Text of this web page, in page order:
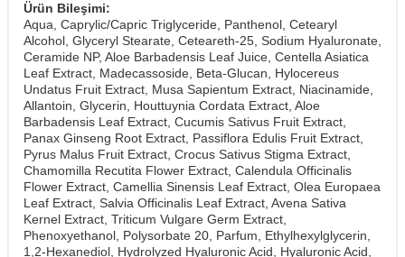
Ürün Bileşimi:
Aqua, Caprylic/Capric Triglyceride, Panthenol, Cetearyl
Alcohol, Glyceryl Stearate, Ceteareth-25, Sodium Hyaluronate,
Ceramide NP, Aloe Barbadensis Leaf Juice, Centella Asiatica
Leaf Extract, Madecassoside, Beta-Glucan, Hylocereus
Undatus Fruit Extract, Musa Sapientum Extract, Niacinamide,
Allantoin, Glycerin, Houttuynia Cordata Extract, Aloe
Barbadensis Leaf Extract, Cucumis Sativus Fruit Extract,
Panax Ginseng Root Extract, Passiflora Edulis Fruit Extract,
Pyrus Malus Fruit Extract, Crocus Sativus Stigma Extract,
Chamomilla Recutita Flower Extract, Calendula Officinalis
Flower Extract, Camellia Sinensis Leaf Extract, Olea Europaea
Leaf Extract, Salvia Officinalis Leaf Extract, Avena Sativa
Kernel Extract, Triticum Vulgare Germ Extract,
Phenoxyethanol, Polysorbate 20, Parfum, Ethylhexylglycerin,
1,2-Hexanediol, Hydrolyzed Hyaluronic Acid, Hyaluronic Acid,